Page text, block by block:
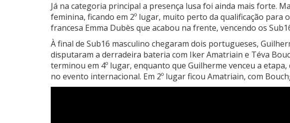
Já na categoria principal a presença lusa foi ainda mais forte.
feminina, ficando em 2º lugar, muito perto da qualificação para
francesa Emma Dubès que acabou na frente, vencendo os
À final de Sub16 masculino chegaram dois portugueses,
disputaram a derradeira bateria com Iker Amatriain e Téva
terminou em 4º lugar, enquanto que Guilherme venceu a
no evento internacional. Em 2º lugar ficou Amatriain, com